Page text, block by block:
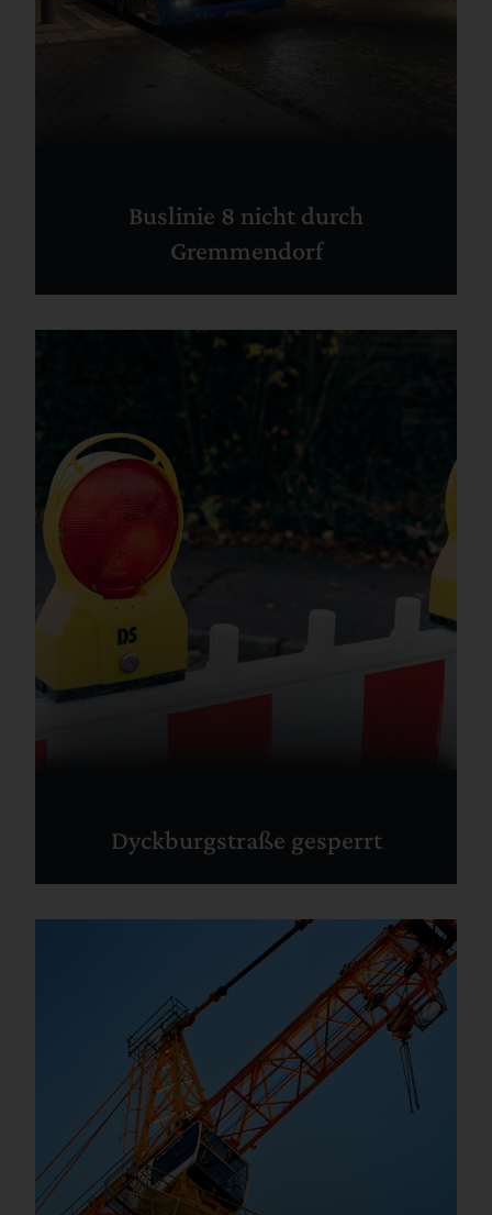
Buslinie 8 nicht durch
Gremmendorf
Dyckburgstraße gesperrt